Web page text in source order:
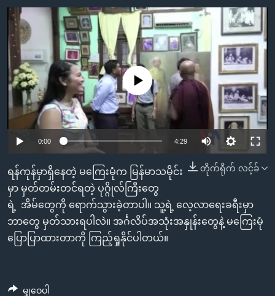
ကျော်
ကြည့်
ပင်မ
အ
ညွန်း
စာမျက်နှာ
ကြည့်
ရန်
ရှာဖွေ
ရန်
နေရာ
ရန်
အစ္စရေး-ပါလက်စတိုင်း
အင်္ဂလိပ်စာလေ့လာမယ်
အမေရိကန်သုံးအီဒီယံ
မကြေးမုံရဲ့ အင်္ဂလိပ်စာ
ရုပ်ရှင်ထဲက အင်္ဂလိပ်စာ
သုတပဒေသာ အင်္ဂလိပ်စာ
အပတ်စဉ်ကဏ္ဍများ
ရေဒီယို
တီဗွီ
ရေဒီယိုနှင့်ရုပ်သံ အချက်အလက်များ
ရေဒီယို/တီဗွီအစီအစဉ်
Learning English
ဗွီအိုအေ လူမှုကွန်ယက်များ
ဘာသာစကားများ
No media source currently available
0:00 4:29
တိုက်ရိုက် လင့်ခ်
ရန်ကုန်မှာရှိနေတဲ့ မကြေးမုံက မြန်မာသမိုင်း
မှာ မှတ်တမ်းတင်ရတဲ့ ပုဂ္ဂိုလ်ကြီးတွေ
ရဲ့ အိမ်တွေကို ရောက်သွားခဲ့တာပါ။ သူ့ရဲ့ လေ့လာရေးခရီးမှာ
ဘာတွေ မှတ်သားရပါလဲ။ အင်္ဂလိပ်အသုံးအနှုန်းတွေနဲ့ မကြေးမုံ
ပြောပြာထားတာကို ကြည့်ရှုနိုင်ပါတယ်။
မျှဝေပါ